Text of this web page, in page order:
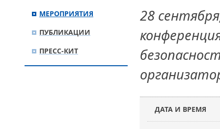
28
ДАТА И ВРЕМЯ
МЕРОПРИЯТИЯ
ПУБЛИКАЦИИ
ПРЕСС-КИТ